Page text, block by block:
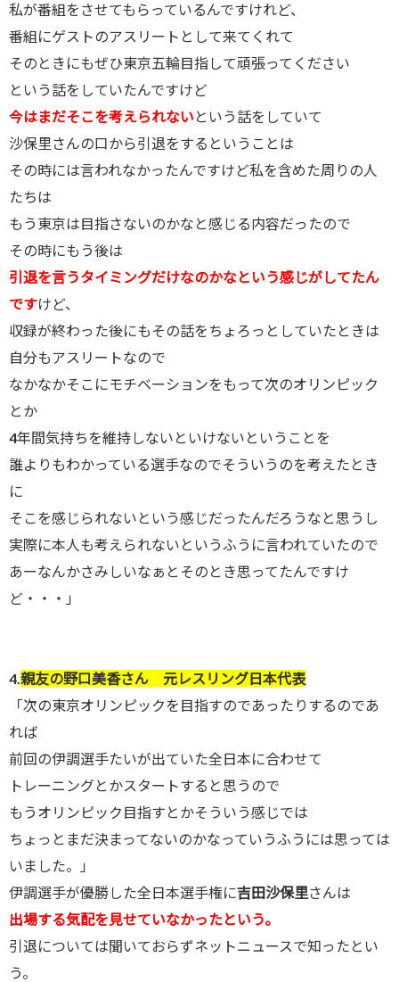
私が番組をさせてもらっているんですけれど、
番組にゲストのアスリートとして来てくれて
そのときにもぜひ東京五輪目指して頑張ってください
という話をしていたんですけど
今はまだそこを考えられない という話をしていて
沙保里さんの口から引退をするということは
その時には言われなかったんですけど私を含めた周りの人
たちは
もう東京は目指さないのかなと感じる内容だったので
その時にもう後は
引退を言うタイミングだけなのかなという感じがしてたん
ですけど、
収録が終わった後にもその話をちょろっとしていたときは
自分もアスリートなので
なかなかそこにモチベーションをもって次のオリンピック
とか
4年間気持ちを維持しないといけないということを
誰よりもわかっている選手なのでそういうのを考えたとき
に
そこを感じられないという感じだったんだろうなと思うし
実際に本人も考えられないというふうに言われていたので
あーなんかさみしいなぁとそのとき思ってたんですけ
ど・・・」
4.親友の野口美香さん 元レスリング日本代表
「次の東京オリンピックを目指すのであったりするのであ
れば
前回の伊調選手たいが出ていた全日本に合わせて
トレーニングとかスタートすると思うので
もうオリンピック目指すとかそういう感じでは
ちょっとまだ決まってないのかなっていうふうには思っては
いました。」
伊調選手が優勝した全日本選手権に吉田沙保里さんは
出場する気配を見せていなかったという。
引退については聞いておらずネットニュースで知ったとい
う。